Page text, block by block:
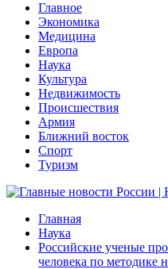
Главное
Экономика
Медицина
Европа
Наука
Культура
Недвижимость
Происшествия
Армия
Ближний восток
Спорт
Туризм
Главная
Наука
Российские ученые
человека по методике